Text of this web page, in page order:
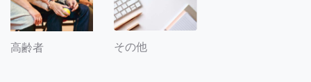
高齢者 その他